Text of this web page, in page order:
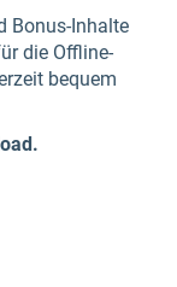
Bonus-Inhalte
die Offline-
bequem